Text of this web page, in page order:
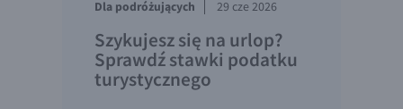
Dla podróżujących 29 cze 2026
Szykujesz się na urlop?
Sprawdź stawki podatku
turystycznego